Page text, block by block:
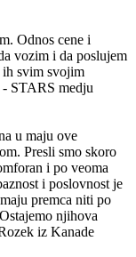
Odnos cene i
vozim i da poslujem
ih svim svojim
STARS medju
u maju ove
Presli smo skoro
i po veoma
i poslovnost je
premca niti po
njihova
iz Kanade